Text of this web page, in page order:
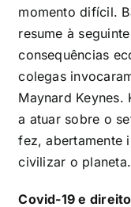
momento difícil.
resume à
consequências
colegas
Maynard Keynes.
a atuar sobre o
fez, abertamente
civilizar o planeta.
Covid-19 e